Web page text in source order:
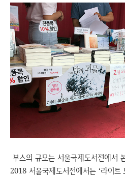
부스의 규모는 서울국제도서전에서
2018 서울국제도서전에서는 ‘라이트